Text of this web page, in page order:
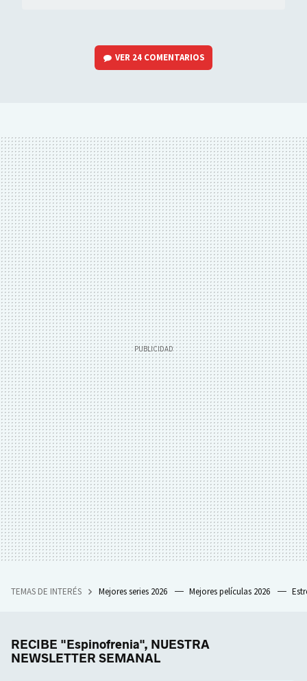
VER 24 COMENTARIOS
TEMAS DE INTERÉS Mejores series 2026 Mejores películas 2026
RECIBE "Espinofrenia", NUESTRA
NEWSLETTER SEMANAL